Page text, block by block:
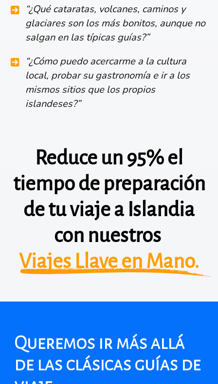
“¿Qué cataratas, volcanes, caminos y
glaciares son los más bonitos, aunque no
salgan en las típicas guías?”
“¿Cómo puedo acercarme a la cultura
local, probar su gastronomía e ir a los
mismos sitios que los propios
islandeses?”
Reduce un 95% el
tiempo de preparación
de tu viaje a Islandia
con nuestros
Viajes Llave en Mano.
Queremos ir más allá
de las clásicas guías de